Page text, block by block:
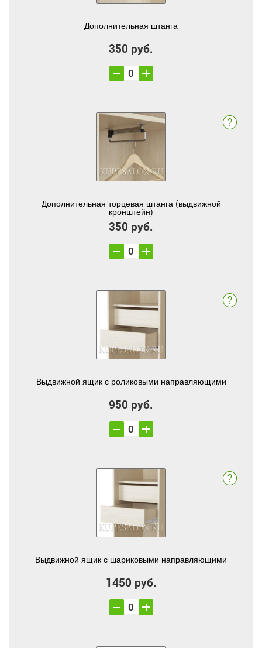
Дополнительная штанга
350 руб.
Дополнительная торцевая штанга (выдвижной
кронштейн)
350 руб.
Выдвижной ящик с роликовыми направляющими
950 руб.
Выдвижной ящик с шариковыми направляющими
1450 руб.